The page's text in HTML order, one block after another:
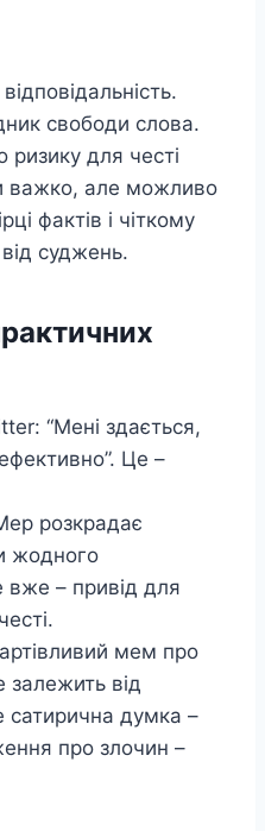
свободи слова.
для честі
важко, але можливо
фактів і чіткому
суджень.
“Мені здається,
Це –
розкрадає
жодного
– привід для
мем про
залежить від
сатирична думка –
про злочин –